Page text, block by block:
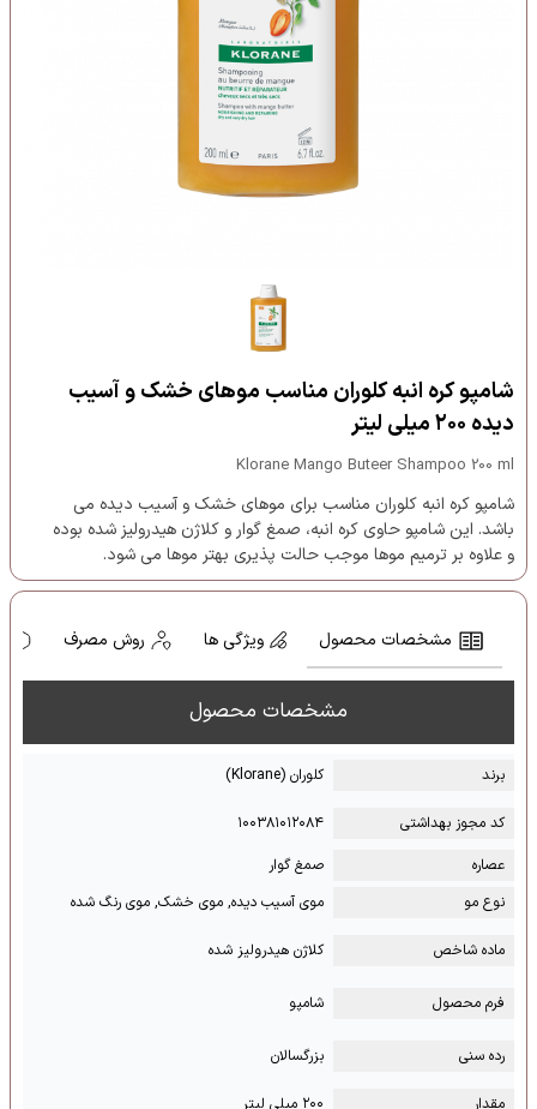
شامپو کره انبه کلوران مناسب موهای خشک و آسیب
دیده ۲۰۰ میلی لیتر
Klorane Mango Buteer Shampoo 200 ml
شامپو کره انبه کلوران مناسب برای موهای خشک و آسیب دیده می
باشد. این شامپو حاوی کره انبه، صمغ گوار و کلاژن هیدرولیز شده بوده
و علاوه بر ترمیم موها موجب حالت پذیری بهتر موها می شود.
مشخصات محصول ویژگی ها روش مصرف
مشخصات محصول
برند کلوران (Klorane)
کد مجوز بهداشتی
۱۰۰۳۸۱۰۱۲۰۸۴
عصاره
صمغ گوار
نوع مو
موی آسیب دیده, موی خشک, موی رنگ شده
ماده شاخص کلاژن هیدرولیز شده
فرم محصول شامپو
رده سنی بزرگسالان
مقدار ۲۰۰ میلی لیتر